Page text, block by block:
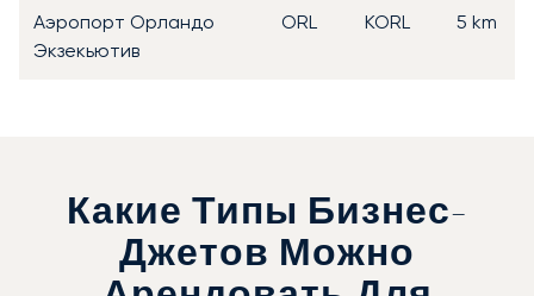
Аэропорт Орландо
Экзекьютив
ORL KORL 5 km
Какие Типы Бизнес-
Джетов Можно